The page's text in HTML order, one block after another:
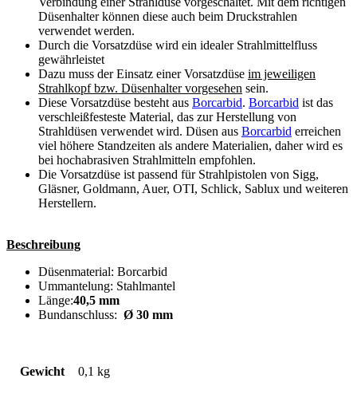
Düsenhalter können diese auch beim Druckstrahlen
verwendet werden.
Durch die Vorsatzdüse wird ein idealer Strahlmittelfluss
gewährleistet
Dazu muss der Einsatz einer Vorsatzdüse im jeweiligen
Strahlkopf bzw. Düsenhalter vorgesehen sein.
Diese Vorsatzdüse besteht aus Borcarbid. Borcarbid ist das
verschleißfesteste Material, das zur Herstellung von
Strahldüsen verwendet wird. Düsen aus Borcarbid erreichen
viel höhere Standzeiten als andere Materialien, daher wird es
bei hochabrasiven Strahlmitteln empfohlen.
Die Vorsatzdüse ist passend für Strahlpistolen von Sigg,
Gläsner, Goldmann, Auer, OTI, Schlick, Sablux und weiteren
Herstellern.
Beschreibung
Düsenmaterial: Borcarbid
Ummantelung: Stahlmantel
Länge:40,5 mm
Bundanschluss: Ø 30 mm
Gewicht 0,1 kg